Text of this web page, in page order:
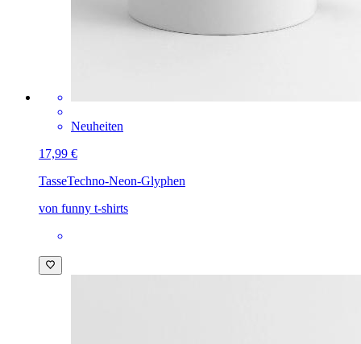
Neuheiten
17,99 €
TasseTechno-Neon-Glyphen
von funny t-shirts